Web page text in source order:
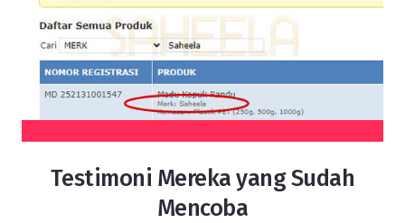
Testimoni Mereka yang Sudah
Mencoba